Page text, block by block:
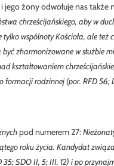
żony odwołuje nas także
chrześcijańskiego, aby w
wspólnoty Kościoła, ale też
zharmonizowane w służbie
kształtowaniem
rodzinnej (por. RFD 56;
pod numerem 27:
roku życia. Kandydat
35; SDO II, 5; III, 12) i po